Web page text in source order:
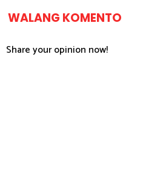
WALANG KOMENTO
Share your opinion now!